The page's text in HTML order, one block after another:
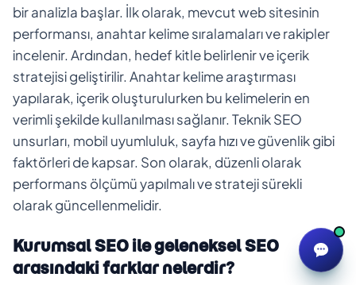
bir analizla başlar. İlk olarak, mevcut web sitesinin
performansı, anahtar kelime sıralamaları ve rakipler
incelenir. Ardından, hedef kitle belirlenir ve içerik
stratejisi geliştirilir. Anahtar kelime araştırması
yapılarak, içerik oluşturulurken bu kelimelerin en
verimli şekilde kullanılması sağlanır. Teknik SEO
unsurları, mobil uyumluluk, sayfa hızı ve güvenlik gibi
faktörleri de kapsar. Son olarak, düzenli olarak
performans ölçümü yapılmalı ve strateji sürekli
olarak güncellenmelidir.
Kurumsal SEO ile geleneksel SEO
arasındaki farklar nelerdir?